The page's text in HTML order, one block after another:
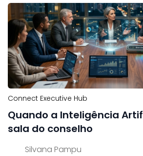
Connect Executive Hub
Quando a Inteligência
sala do conselho
Silvana Pampu